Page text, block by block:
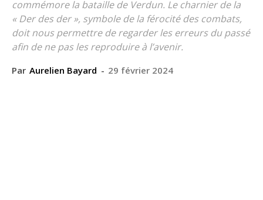
commémore la bataille de Verdun. Le charnier de la
« Der des der », symbole de la férocité des combats,
doit nous permettre de regarder les erreurs du passé
afin de ne pas les reproduire à l’avenir.
Par Aurelien Bayard - 29 février 2024